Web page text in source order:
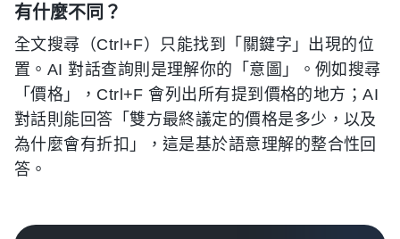
有什麼不同？
全文搜尋（Ctrl+F）只能找到「關鍵字」出現的位
置。AI 對話查詢則是理解你的「意圖」。例如搜尋
「價格」，Ctrl+F 會列出所有提到價格的地方；AI
對話則能回答「雙方最終議定的價格是多少，以及
為什麼會有折扣」，這是基於語意理解的整合性回
答。